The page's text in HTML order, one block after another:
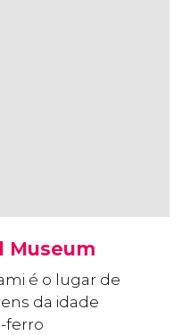
Museum
é o lugar de
da idade
ferro